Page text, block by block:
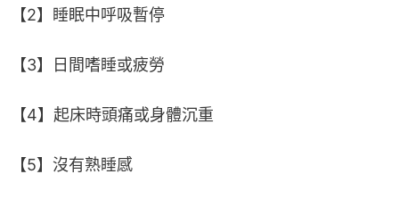
【2】睡眠中呼吸暫停
【3】日間嗜睡或疲勞
【4】起床時頭痛或身體沉重
【5】沒有熟睡感